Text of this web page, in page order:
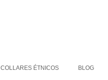
COLLARES ÉTNICOS BLOG